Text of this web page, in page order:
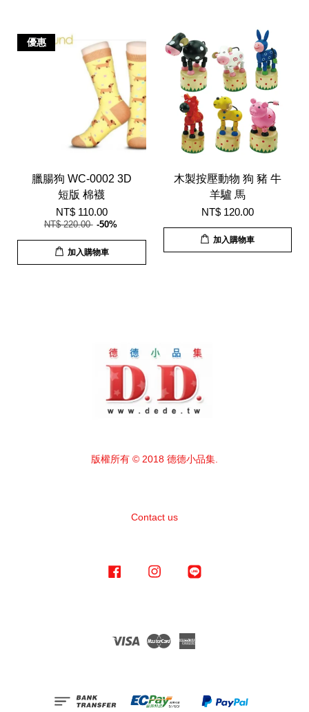
優惠
臘腸狗 WC-0002 3D
短版 棉襪
NT$ 110.00
NT$ 220.00 -50%
加入購物車
木製按壓動物 狗 豬 牛
羊驢 馬
NT$ 120.00
加入購物車
版權所有 © 2018 德德小品集.
Contact us
Facebook Instagram
Visa Master